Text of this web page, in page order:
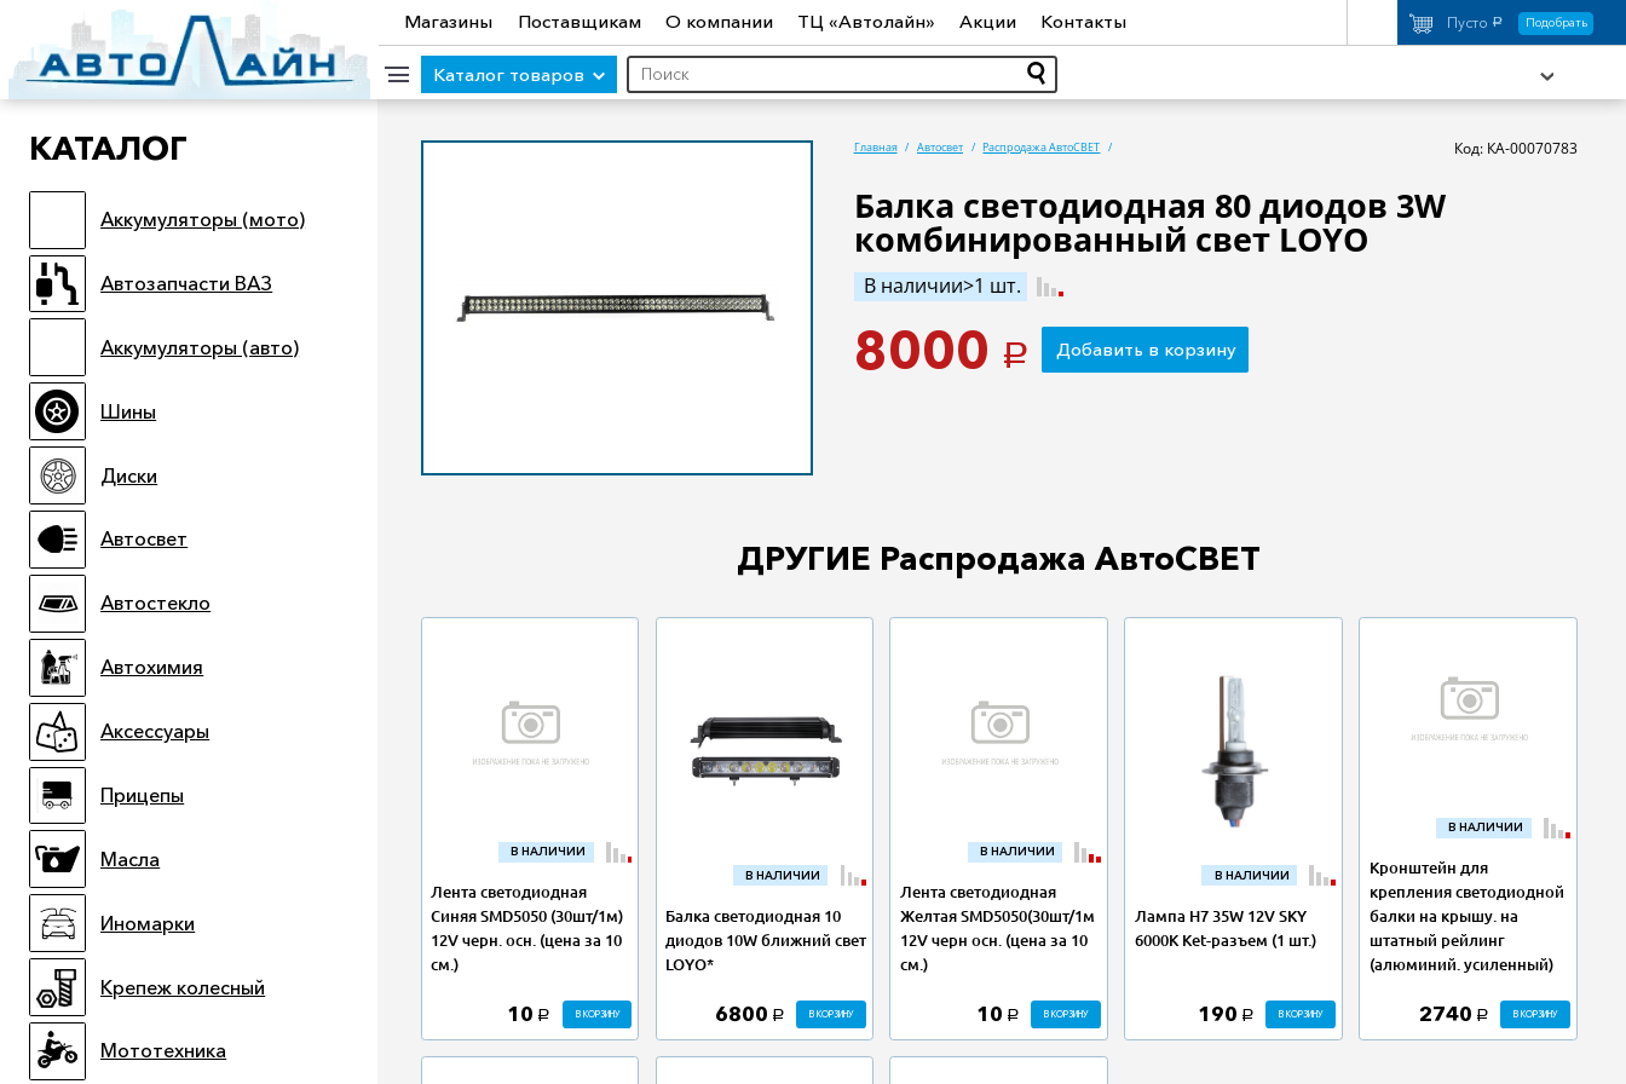
КАТЕГОРИИ ТОВАРОВ
Аккумуляторы (мото) Автозапчасти ВАЗ Автосвет Автостекло Автохимия
Аксессуары
Прицепы
Иномарки Инструмент Лодки и моторы
Электроинструмент и оснастка
Магазины Поставщикам О компании ТЦ «Автолайн» Акции Контакты Пусто a Подобрать
Каталог товаров
КАТАЛОГ
Аккумуляторы (мото)
Автозапчасти ВАЗ
Аккумуляторы (авто)
Шины
Диски
Автосвет
Автостекло
Автохимия
Аксессуары
Прицепы
Масла
Иномарки
Крепеж колесный
Мототехника
Главная Автосвет Распродажа АвтоСВЕТ Код: КА-00070783
Балка светодиодная 80 диодов 3W
комбинированный свет LOYO
В наличии>1 шт.
8000 a Добавить в корзину
ДРУГИЕ Распродажа АвтоСВЕТ
В НАЛИЧИИ
Лента светодиодная
Синяя SMD5050 (30шт/1м)
12V черн. осн. (цена за 10
см.)
10 a В КОРЗИНУ
В НАЛИЧИИ
Балка светодиодная 10
диодов 10W ближний свет
LOYO*
6800 a В КОРЗИНУ
В НАЛИЧИИ
Лента светодиодная
Желтая SMD5050(30шт/1м
12V черн осн. (цена за 10
см.)
10 a В КОРЗИНУ
В НАЛИЧИИ
Лампа H7 35W 12V SKY
6000K Ket-разъем (1 шт.)
190 a В КОРЗИНУ
В НАЛИЧИИ
Кронштейн для
крепления светодиодной
балки на крышу. на
штатный рейлинг
(алюминий. усиленный)
2740 a В КОРЗИНУ